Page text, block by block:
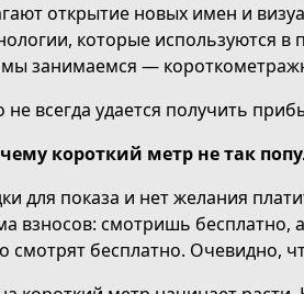
открытие новых имен и
которые используются
занимаемся —
всегда удается получить
короткий метр не так
для показа и нет желания
взносов: смотришь
смотрят бесплатно. Очевидно,